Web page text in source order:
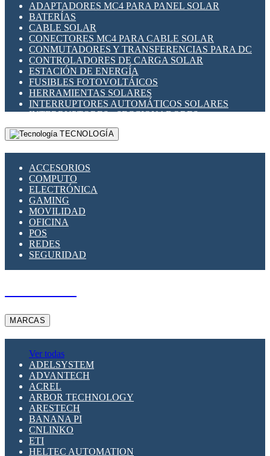
ADAPTADORES MC4 PARA PANEL SOLAR
BATERÍAS
CABLE SOLAR
CONECTORES MC4 PARA CABLE SOLAR
CONMUTADORES Y TRANSFERENCIAS PARA DC
CONTROLADORES DE CARGA SOLAR
ESTACIÓN DE ENERGÍA
FUSIBLES FOTOVOLTÁICOS
HERRAMIENTAS SOLARES
INTERRUPTORES AUTOMÁTICOS SOLARES
INTERRUPTORES - SECCIONADORES
FOTOVOLTÁICOS
MONTAJE PANEL SOLAR
SUPRESOR DE TRANSIENTES SPDS PARA
APLICACIONES FOTOVOLTAICAS
TECNOLOGÍA
ACCESORIOS
COMPUTO
ELECTRÓNICA
GAMING
MOVILIDAD
OFICINA
POS
REDES
SEGURIDAD
MARCAS
Ver todas
ADELSYSTEM
ADVANTECH
ACREL
ARBOR TECHNOLOGY
ARESTECH
BANANA PI
CNLINKO
ETI
HELTEC AUTOMATION